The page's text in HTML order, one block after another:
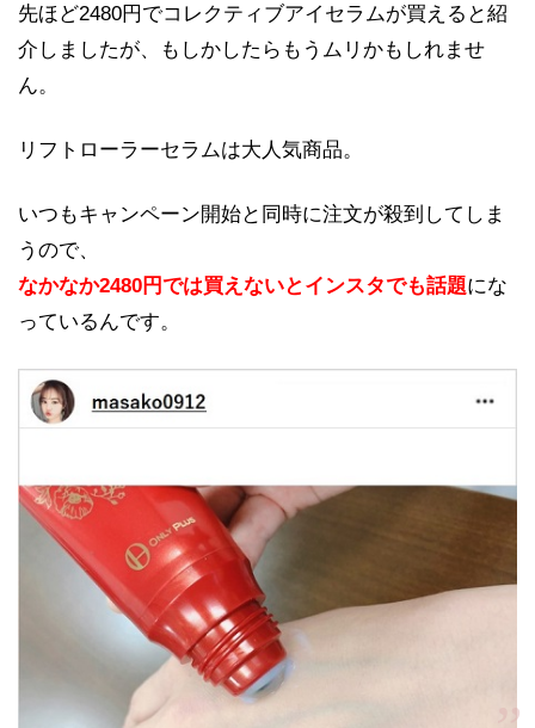
先ほど2480円でコレクティブアイセラムが買えると紹
介しましたが、もしかしたらもうムリかもしれませ
ん。
リフトローラーセラムは大人気商品。
いつもキャンペーン開始と同時に注文が殺到してしま
うので、
なかなか2480円では買えないとインスタでも話題にな
っているんです。